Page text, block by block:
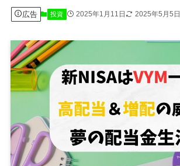
広告 投資 2025年1月11日 2025年5月5日